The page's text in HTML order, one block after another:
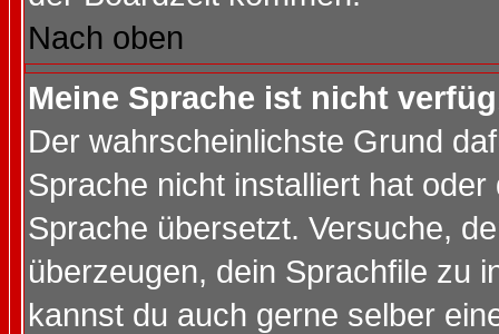
Nach oben
Meine Sprache ist nicht
Der wahrscheinlichste Grund
Sprache nicht installiert hat
Sprache übersetzt. Versuche,
überzeugen, dein Sprachfile zu
kannst du auch gerne selber